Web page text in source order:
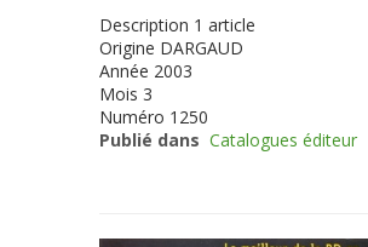
Description 1 article
Origine DARGAUD
Année 2003
Mois 3
Numéro 1250
Publié dans Catalogues éditeur